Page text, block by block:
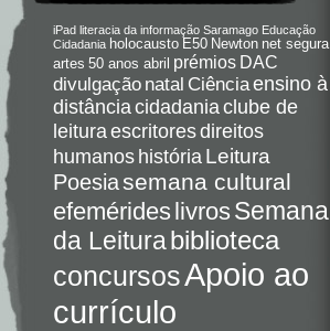
iPad literacia da informação Saramago Educação
Cidadania holocausto E50 Newton net segura
artes 50 anos abril prémios DAC
divulgação natal Ciênciaensino à
distânciacidadaniaclube de
leituraescritoresdireitos
humanoshistória Leitura
Poesiasemana cultural
efemérideslivrosSemana
da Leiturabiblioteca
concursosApoio ao
currículo